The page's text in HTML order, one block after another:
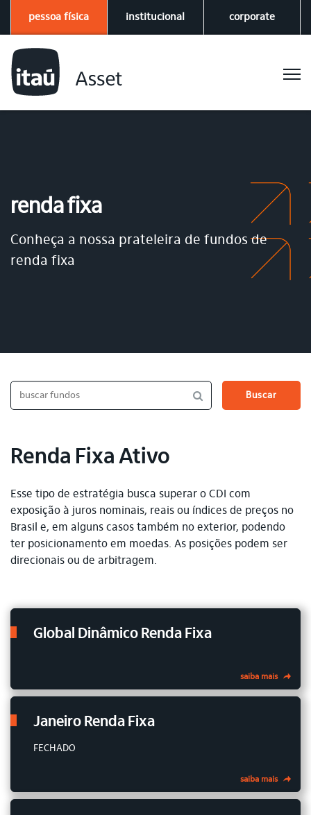
pessoa física institucional corporate
renda fixa
Conheça a nossa prateleira de fundos de
renda fixa
Buscar
Renda Fixa Ativo
Esse tipo de estratégia busca superar o CDI com
exposição à juros nominais, reais ou índices de preços no
Brasil e, em alguns casos também no exterior, podendo
ter posicionamento em moedas. As posições podem ser
direcionais ou de arbitragem.
Global Dinâmico Renda Fixa
saiba mais
Janeiro Renda Fixa
FECHADO
saiba mais